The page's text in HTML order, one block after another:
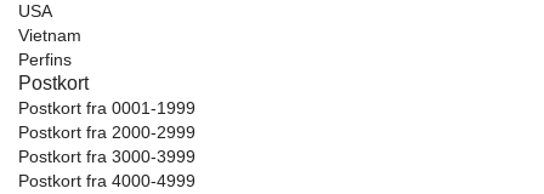
USA
Vietnam
Perfins
Postkort
Postkort fra 0001-1999
Postkort fra 2000-2999
Postkort fra 3000-3999
Postkort fra 4000-4999